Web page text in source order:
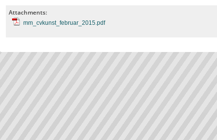
Attachments:
mm_cvkunst_februar_2015.pdf